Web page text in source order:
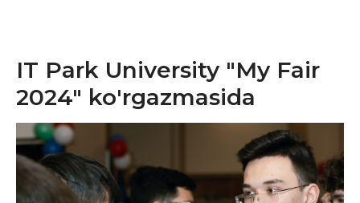
IT Park University "My Fair
2024" ko'rgazmasida